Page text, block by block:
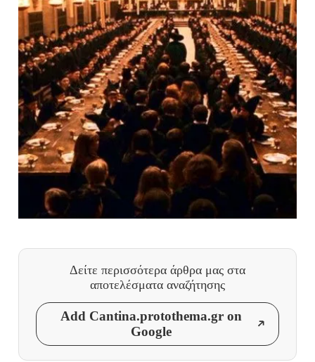
Δείτε περισσότερα άρθρα μας στα
αποτελέσματα αναζήτησης
Add Cantina.protothema.gr on
Google